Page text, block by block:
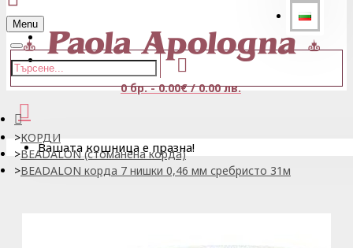
Регистрация
Menu
0 бр. - 0.00€ / 0.00 лв.
Вашата кошница е празна!
КОРДИ
BEADALON (стоманена корда)
BEADALON корда 7 нишки 0,46 мм сребристо 31м